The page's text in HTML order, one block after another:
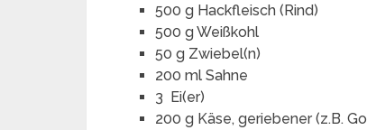
500 g Hackfleisch (Rind)
500 g Weißkohl
50 g Zwiebel(n)
200 ml Sahne
3 Ei(er)
200 g Käse, geriebener (z.B.